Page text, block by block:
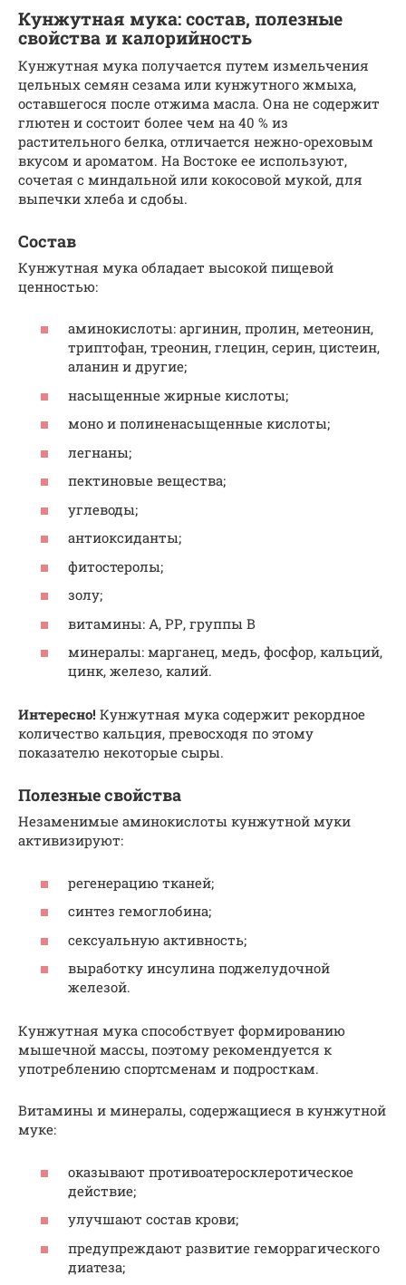
Кунжутная мука: состав, полезные
свойства и калорийность
Кунжутная мука получается путем измельчения
цельных семян сезама или кунжутного жмыха,
оставшегося после отжима масла. Она не содержит
глютен и состоит более чем на 40 % из
растительного белка, отличается нежно-ореховым
вкусом и ароматом. На Востоке ее используют,
сочетая с миндальной или кокосовой мукой, для
выпечки хлеба и сдобы.
Состав
Кунжутная мука обладает высокой пищевой
ценностью:
аминокислоты: аргинин, пролин, метеонин,
триптофан, треонин, глецин, серин, цистеин,
аланин и другие;
насыщенные жирные кислоты;
моно и полиненасыщенные кислоты;
легнаны;
пектиновые вещества;
углеводы;
антиоксиданты;
фитостеролы;
золу;
витамины: А, РР, группы В
минералы: марганец, медь, фосфор, кальций,
цинк, железо, калий.
Интересно! Кунжутная мука содержит рекордное
количество кальция, превосходя по этому
показателю некоторые сыры.
Полезные свойства
Незаменимые аминокислоты кунжутной муки
активизируют:
регенерацию тканей;
синтез гемоглобина;
сексуальную активность;
выработку инсулина поджелудочной
железой.
Кунжутная мука способствует формированию
мышечной массы, поэтому рекомендуется к
употреблению спортсменам и подросткам.
Витамины и минералы, содержащиеся в кунжутной
муке:
оказывают противоатеросклеротическое
действие;
улучшают состав крови;
предупреждают развитие геморрагического
диатеза;